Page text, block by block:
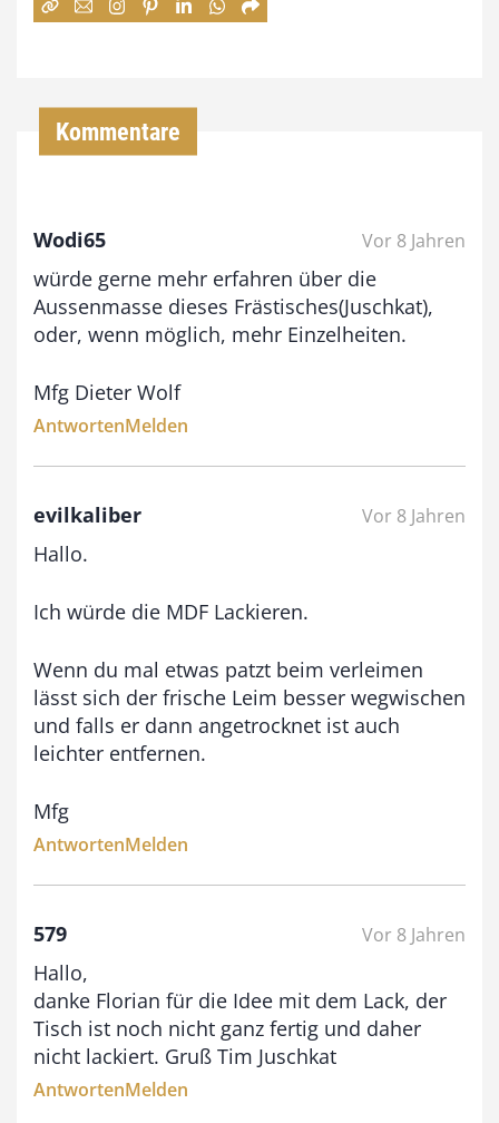
:
b
i
,
€
Kommentare
Wodi65 Vor 8 Jahren
würde gerne mehr erfahren über die
Aussenmasse dieses Frästisches(Juschkat),
oder, wenn möglich, mehr Einzelheiten.
Mfg Dieter Wolf
AntwortenMelden
evilkaliber Vor 8 Jahren
Hallo.
Ich würde die MDF Lackieren.
Wenn du mal etwas patzt beim verleimen
lässt sich der frische Leim besser wegwischen
und falls er dann angetrocknet ist auch
leichter entfernen.
Mfg
AntwortenMelden
579 Vor 8 Jahren
Hallo,
danke Florian für die Idee mit dem Lack, der
Tisch ist noch nicht ganz fertig und daher
nicht lackiert. Gruß Tim Juschkat
AntwortenMelden